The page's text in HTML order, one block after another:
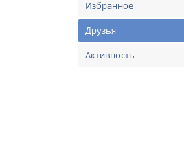
Избранное
Друзья
Активность